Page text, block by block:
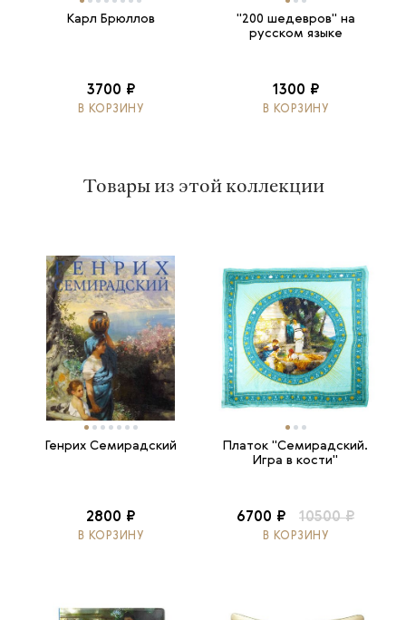
Карл Брюллов
3700 ₽
В КОРЗИНУ
"200 шедевров" на
русском языке
1300 ₽
В КОРЗИНУ
Товары из этой коллекции
Генрих Семирадский
2800 ₽
В КОРЗИНУ
Платок "Семирадский.
Игра в кости"
6700 ₽ 10500 ₽
В КОРЗИНУ